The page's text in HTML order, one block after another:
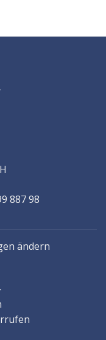
887 98
ändern